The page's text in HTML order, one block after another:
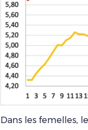
Dans les femelles,